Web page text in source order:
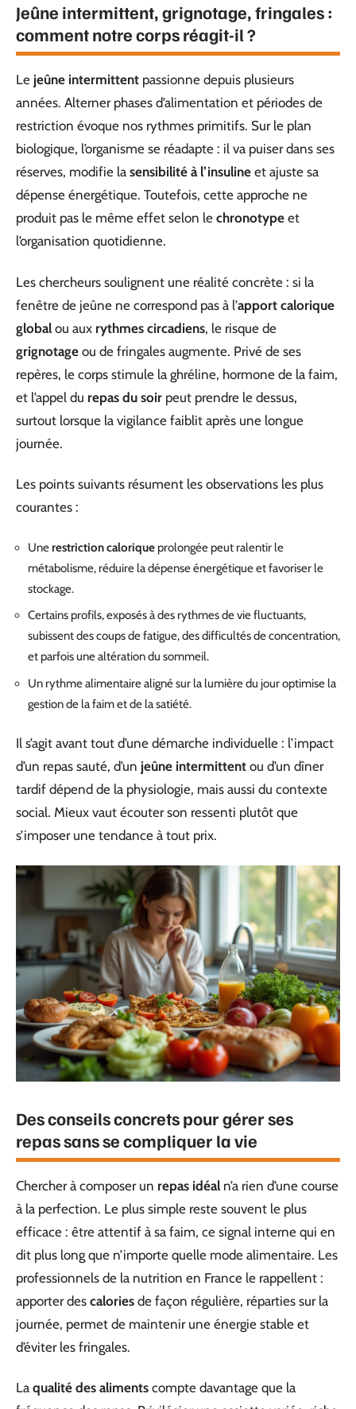
Jeûne intermittent, grignotage, fringales :
comment notre corps réagit-il ?
Le jeûne intermittent passionne depuis plusieurs
années. Alterner phases d’alimentation et périodes de
restriction évoque nos rythmes primitifs. Sur le plan
biologique, l’organisme se réadapte : il va puiser dans ses
réserves, modifie la sensibilité à l’insuline et ajuste sa
dépense énergétique. Toutefois, cette approche ne
produit pas le même effet selon le chronotype et
l’organisation quotidienne.
Les chercheurs soulignent une réalité concrète : si la
fenêtre de jeûne ne correspond pas à l’apport calorique
global ou aux rythmes circadiens, le risque de
grignotage ou de fringales augmente. Privé de ses
repères, le corps stimule la ghréline, hormone de la faim,
et l’appel du repas du soir peut prendre le dessus,
surtout lorsque la vigilance faiblit après une longue
journée.
Les points suivants résument les observations les plus
courantes :
Unerestriction calorique prolongée peut ralentir le
métabolisme, réduire la dépense énergétique et favoriser le
stockage.
Certains profils, exposés à des rythmes de vie fluctuants,
subissent des coups de fatigue, des difficultés de concentration,
et parfois une altération du sommeil.
Un rythme alimentaire aligné sur la lumière du jour optimise la
gestion de la faim et de la satiété.
Il s’agit avant tout d’une démarche individuelle : l’impact
d’un repas sauté, d’un jeûne intermittent ou d’un dîner
tardif dépend de la physiologie, mais aussi du contexte
social. Mieux vaut écouter son ressenti plutôt que
s’imposer une tendance à tout prix.
Des conseils concrets pour gérer ses
repas sans se compliquer la vie
Chercher à composer un repas idéal n’a rien d’une course
à la perfection. Le plus simple reste souvent le plus
efficace : être attentif à sa faim, ce signal interne qui en
dit plus long que n’importe quelle mode alimentaire. Les
professionnels de la nutrition en France le rappellent :
apporter des calories de façon régulière, réparties sur la
journée, permet de maintenir une énergie stable et
d’éviter les fringales.
La qualité des aliments compte davantage que la